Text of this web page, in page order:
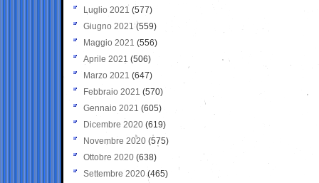
Luglio 2021 (577)
Giugno 2021(559)
Maggio 2021 (556)
Aprile 2021 (506)
Marzo 2021 (647)
Febbraio 2021 (570)
Gennaio 2021 (605)
Dicembre 2020 (619)
Novembre 2020 (575)
Ottobre 2020 (638)
Settembre 2020(465)